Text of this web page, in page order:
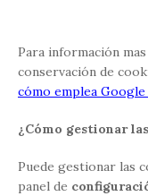
Para información
conservación de
cómo emplea
¿Cómo gestionar
Puede gestionar las
panel de